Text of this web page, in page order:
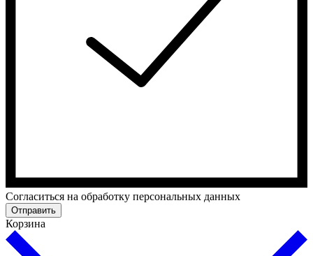
Cогласиться на обработку персональных данных
Отправить
Корзина